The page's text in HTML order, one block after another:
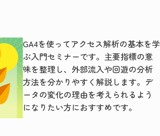
GA4を使ってアクセス解析の基本を学
ぶ入門セミナーです。主要指標の意
味を整理し、外部流入や回遊の分析
方法を分かりやすく解説します。デ
ータの変化の理由を考えられるよう
になりたい方におすすめです。